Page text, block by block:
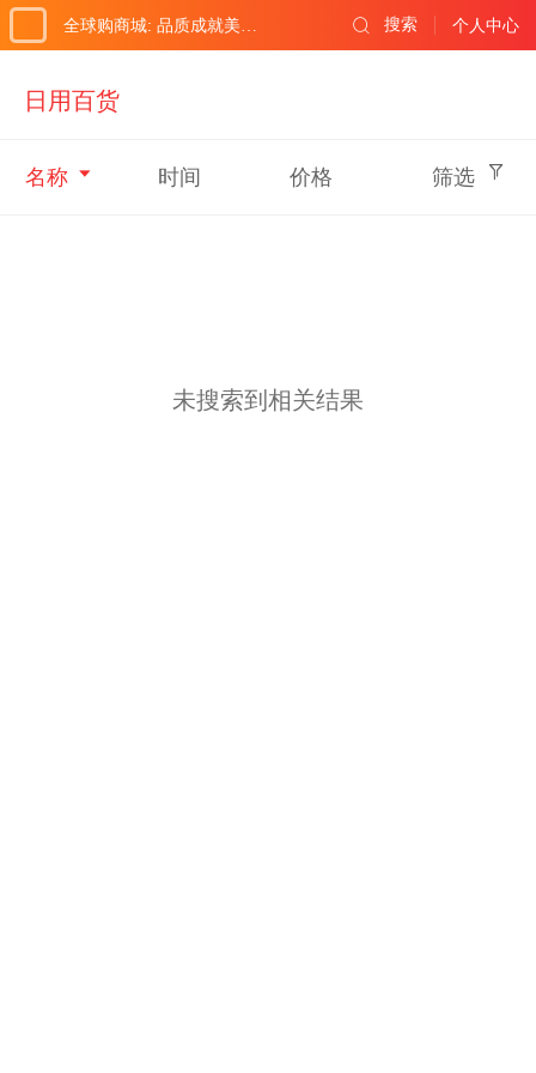
全球购商城: 品质成就美好生活! 个人中心
搜索
日用百货
名称 时间 价格 筛选
未搜索到相关结果